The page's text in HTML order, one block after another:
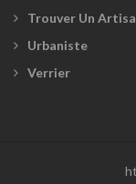
Trouver Un
Urbaniste
Verrier